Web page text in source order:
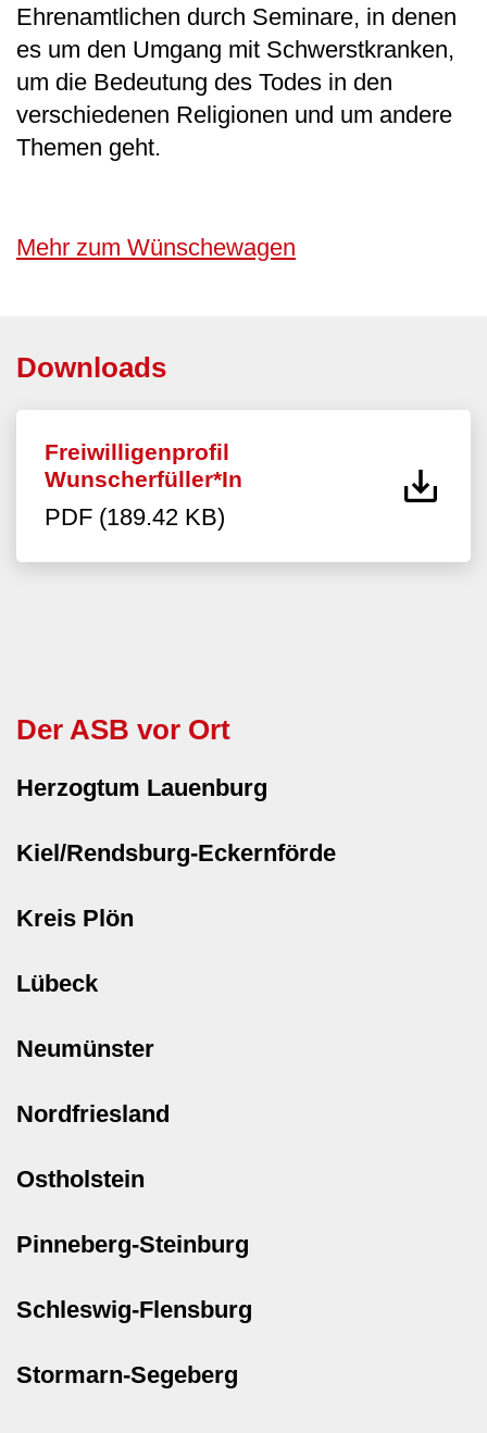
Ehrenamtlichen durch Seminare, in denen
es um den Umgang mit Schwerstkranken,
um die Bedeutung des Todes in den
verschiedenen Religionen und um andere
Themen geht.
Mehr zum Wünschewagen
Downloads
Freiwilligenprofil
Wunscherfüller*In
PDF (189.42 KB)
Der ASB vor Ort
Herzogtum Lauenburg
Kiel/Rendsburg-Eckernförde
Kreis Plön
Lübeck
Neumünster
Nordfriesland
Ostholstein
Pinneberg-Steinburg
Schleswig-Flensburg
Stormarn-Segeberg